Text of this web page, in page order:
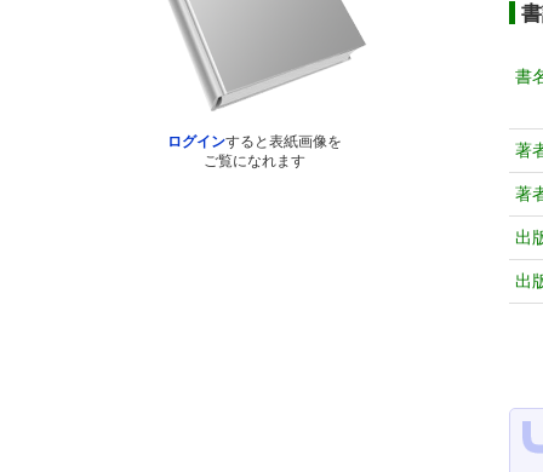
ログインすると表紙画像を
ご覧になれます
書
著
著
出
出